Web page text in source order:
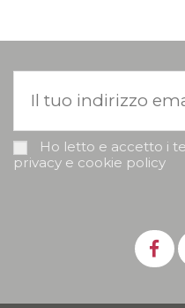
Ho letto e accetto i
privacy e cookie policy